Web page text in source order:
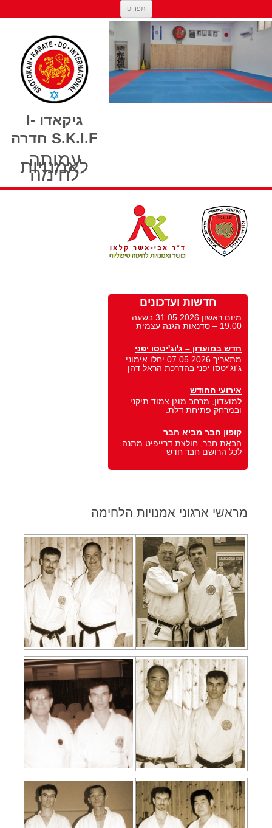
תפריט
גיקאדו I-
S.K.I.F חדרה
עמותה
לאמנויות
לחימה
חדשות ועדכונים
סדנאות הגנה עצמית וקרב מגע
מיום ראשון 31.05.2026 בשעה
19:00 – סדנאות הגנה עצמית
מתאריך 07.05.2026 יחלו אימוני
ג'וג'יטסו יפני בהדרכת הראל דהן
למועדון, מרחב מוגן צמוד תיקני
ובמרחק פתיחת דלת.
הבאת חבר, חולצת דרייפיט מתנה
לכל הרושם חבר חדש
מראשי ארגוני אמנויות הלחימה